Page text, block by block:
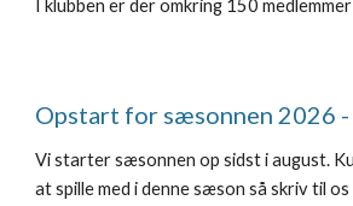
I klubben er der omkring 150 medlemmer
Opstart for sæsonnen 2026
Vi starter sæsonnen op sidst i august.
at spille med i denne sæson så skriv til